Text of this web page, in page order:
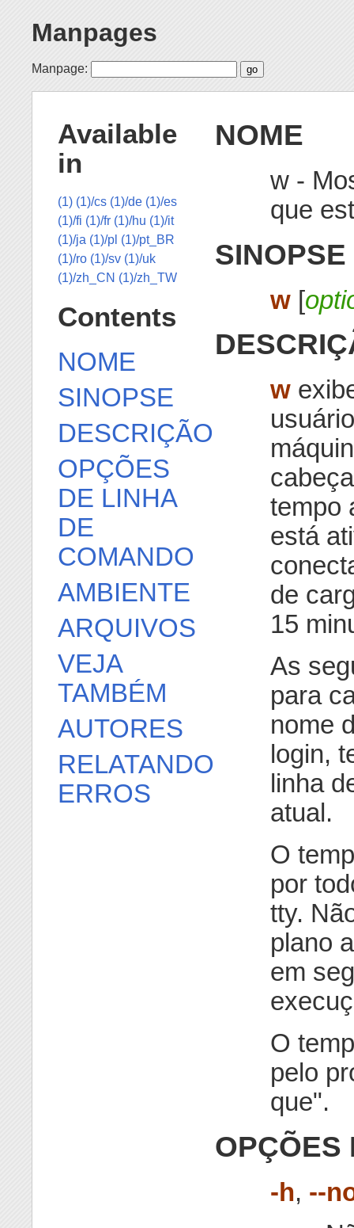
Manpages
Manpage:
NOME
w -
que
SINOPSE
w[
w
tempo
está
de
15
As
para
nome
login,
linha
atual.
O
por
tty.
plano
em
O
pelo
que".
OPÇÕES
-h, --
Available
in
(1) (1)/cs (1)/de (1)/es
(1)/fi (1)/fr (1)/hu (1)/it
(1)/ja (1)/pl (1)/pt_BR
(1)/ro (1)/sv (1)/uk
(1)/zh_CN (1)/zh_TW
Contents
NOME
SINOPSE
DESCRIÇÃO
OPÇÕES
DE LINHA
DE
COMANDO
AMBIENTE
ARQUIVOS
VEJA
TAMBÉM
AUTORES
RELATANDO
ERROS